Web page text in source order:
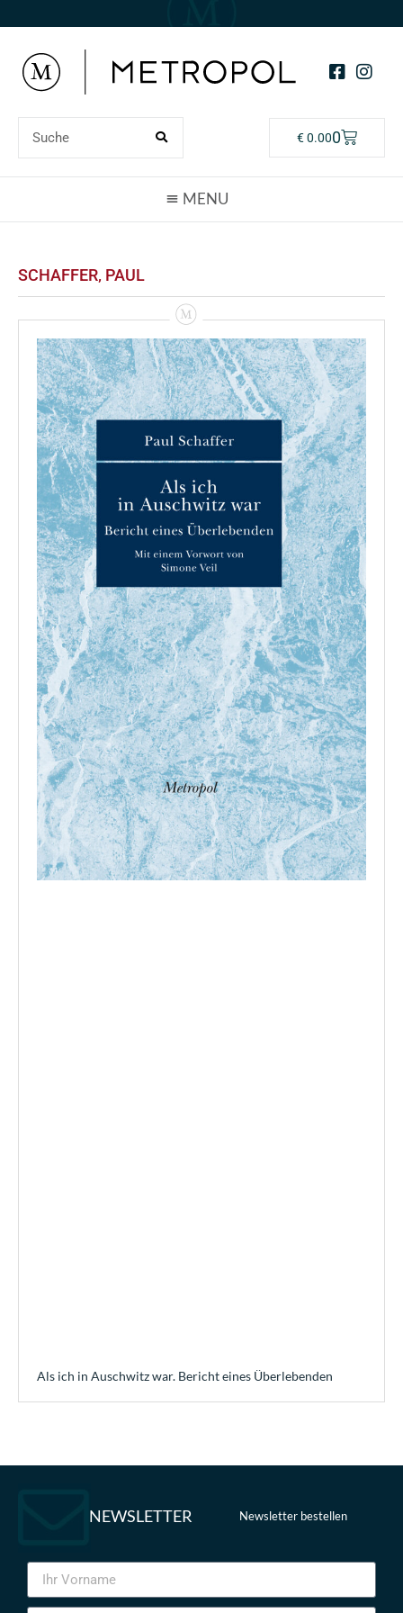
€0.000
SCHAFFER‚ PAUL
Als ich in Auschwitz war. Bericht eines Überlebenden
NEWSLETTER Newsletter bestellen